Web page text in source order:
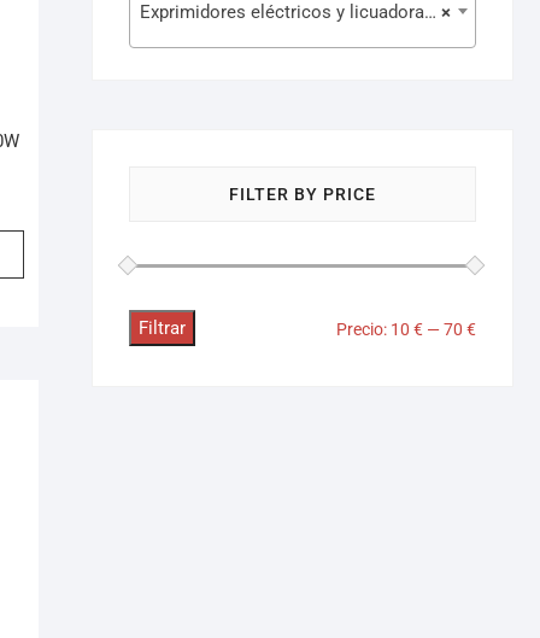
×
Exprimidores eléctricos y licuadoras (13)
FILTER BY PRICE
Filtrar Precio: 10 € —70 €